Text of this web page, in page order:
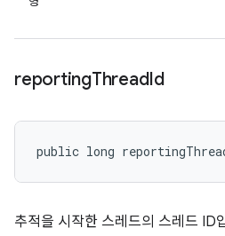
reportingThreadId
public long
추적을 시작한 스레드의 스레드 ID